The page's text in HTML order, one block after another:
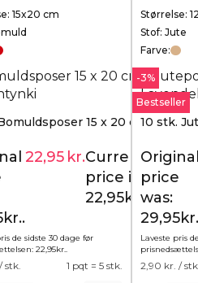
kr.
15x20 cm
15 x 20 cm - rød
24,95 kr.
22,95 kr.Current
price is:
22,95kr..
de sidste 30 dage før
22,95kr.
stk. 1 pqt = 5 stk.
Størrelse:
Stof: Jute
Farve:
Bestseller
-3%
10 stk.
Original
price
was:
Laveste pris
2,90 kr. / stk.